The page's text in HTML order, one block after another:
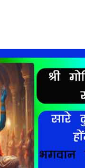
अमोघ रक्षा कवच है |
के रोग, शोक,
पाठ | इस शक्तिशाली कवच
प्रेत बाधा आदि से बच सकते
है | बाबा महाकाल ...